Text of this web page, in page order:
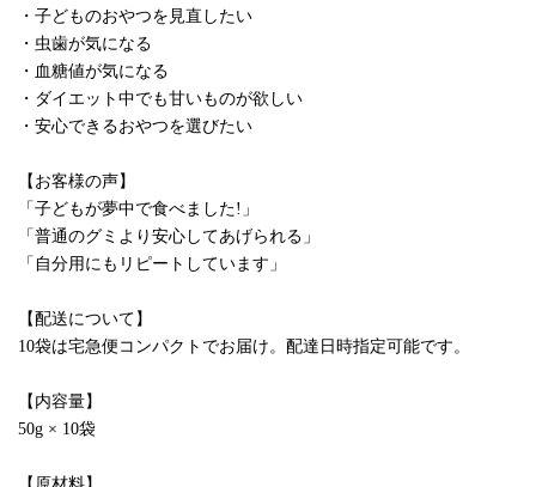
・子どものおやつを見直したい
・虫歯が気になる
・血糖値が気になる
・ダイエット中でも甘いものが欲しい
・安心できるおやつを選びたい
【お客様の声】
「子どもが夢中で食べました!」
「普通のグミより安心してあげられる」
「自分用にもリピートしています」
【配送について】
10袋は宅急便コンパクトでお届け。配達日時指定可能です。
【内容量】
50g × 10袋